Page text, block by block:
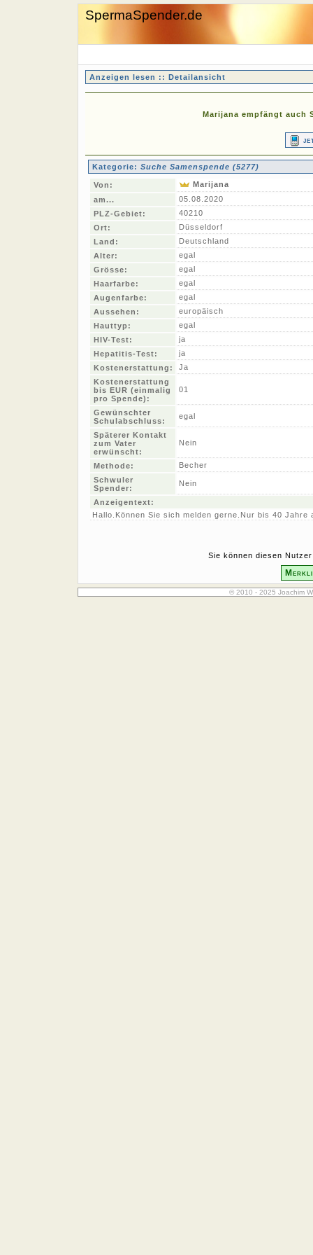
SpermaSpender.de
Anzeigen lesen :: Detailansicht
Marijana empfängt auch
Kategorie: Suche Samenspende (5277)
Von:
Marijana
am...
05.08.2020
PLZ-Gebiet:
40210
Ort:
Düsseldorf
Land:
Deutschland
Alter:
egal
Grösse:
egal
Haarfarbe:
egal
Augenfarbe:
egal
Aussehen:
europäisch
Hauttyp:
egal
HIV-Test:
ja
Hepatitis-Test:
ja
Kostenerstattung:
Ja
Kostenerstattung
bis EUR (einmalig
pro Spende):
01
Gewünschter
Schulabschluss:
egal
Späterer Kontakt
zum Vater
erwünscht:
Nein
Methode:
Becher
Schwuler
Spender:
Nein
Anzeigentext:
Hallo.Können Sie sich melden gerne.Nur bis 40 Jahre
Sie können diesen
© 2010 - 2025 Joachim